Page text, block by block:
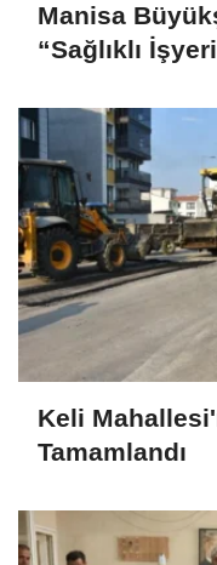
Manisa
“Sağlıklı
Keli
Tamamlandı